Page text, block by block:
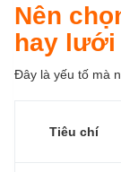
Nên
hay lưới
Đây là yếu tố mà
Tiêu chí